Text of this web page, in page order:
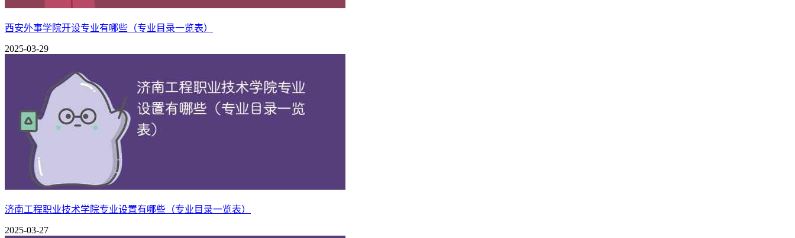
建筑与安全工程系
土木工程
计算机系
计算机科学与技术
外国语言文化系 英语
西安外事学院开设专业有哪些（专业目录一览表）
2025-03-29
济南工程职业技术学院专业设置有哪些（专业目录一览表）
2025-03-27